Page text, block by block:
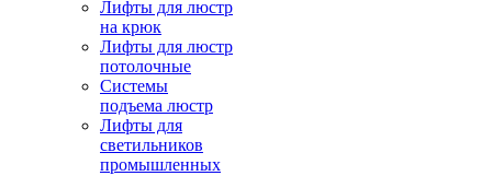
Лифты для люстр
на крюк
Лифты для люстр
потолочные
Системы
подъема люстр
Лифты для
светильников
промышленных